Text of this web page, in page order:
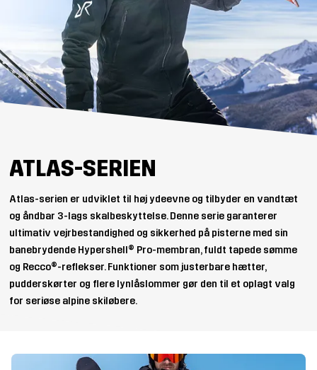
ATLAS-SERIEN
Atlas-serien er udviklet til høj ydeevne og tilbyder en vandtæt
og åndbar 3-lags skalbeskyttelse. Denne serie garanterer
ultimativ vejrbestandighed og sikkerhed på pisterne med sin
banebrydende Hypershell® Pro-membran, fuldt tapede sømme
og Recco®-reflekser. Funktioner som justerbare hætter,
pudderskørter og flere lynlåslommer gør den til et oplagt valg
for seriøse alpine skiløbere.